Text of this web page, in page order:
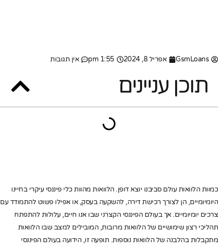
GsmLoans אפריל 8, 2024 1:55 pm אין תגובות
תוכן עניינים
כמוות הלוואות עולם סביבנו יוצא דופן. הלוואות מהוות כלי פיננסי עיקרי בחיינו
היומיומיים, הן לצורך רכישת דירה, להשקעה בעסק, או אפילו פשוט להתמודד עם
צרכים יומיומיים. אך בעולם הפיננסי הקצרני שבו אנו חיים, עלולות להתפתח
תהליכי רצון שימושיים של הלוואות מרובות, המובילים למצב שבו הלוואות
מתקבלות בהלבנה של הלוואות נוספות. תופעה זו, הידועה בעולם הפיננסי